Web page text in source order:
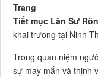
Trang
Tiết mục Lân Sư
khai trương tại Ninh
Trong quan niệm
sự may mắn và thịnh